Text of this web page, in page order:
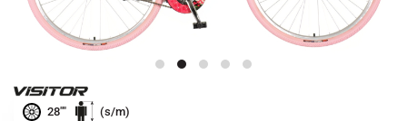
28"" (s/m)